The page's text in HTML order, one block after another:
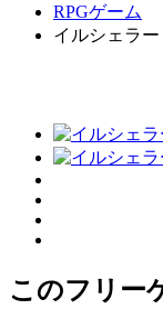
RPGゲーム
イルシェラー
このフリー